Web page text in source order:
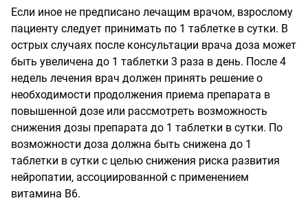
Если иное не предписано лечащим врачом, взрослому
пациенту следует принимать по 1 таблетке в сутки. В
острых случаях после консультации врача доза может
быть увеличена до 1 таблетки 3 раза в день. После 4
недель лечения врач должен принять решение о
необходимости продолжения приема препарата в
повышенной дозе или рассмотреть возможность
снижения дозы препарата до 1 таблетки в сутки. По
возможности доза должна быть снижена до 1
таблетки в сутки с целью снижения риска развития
нейропатии, ассоциированной с применением
витамина В6.